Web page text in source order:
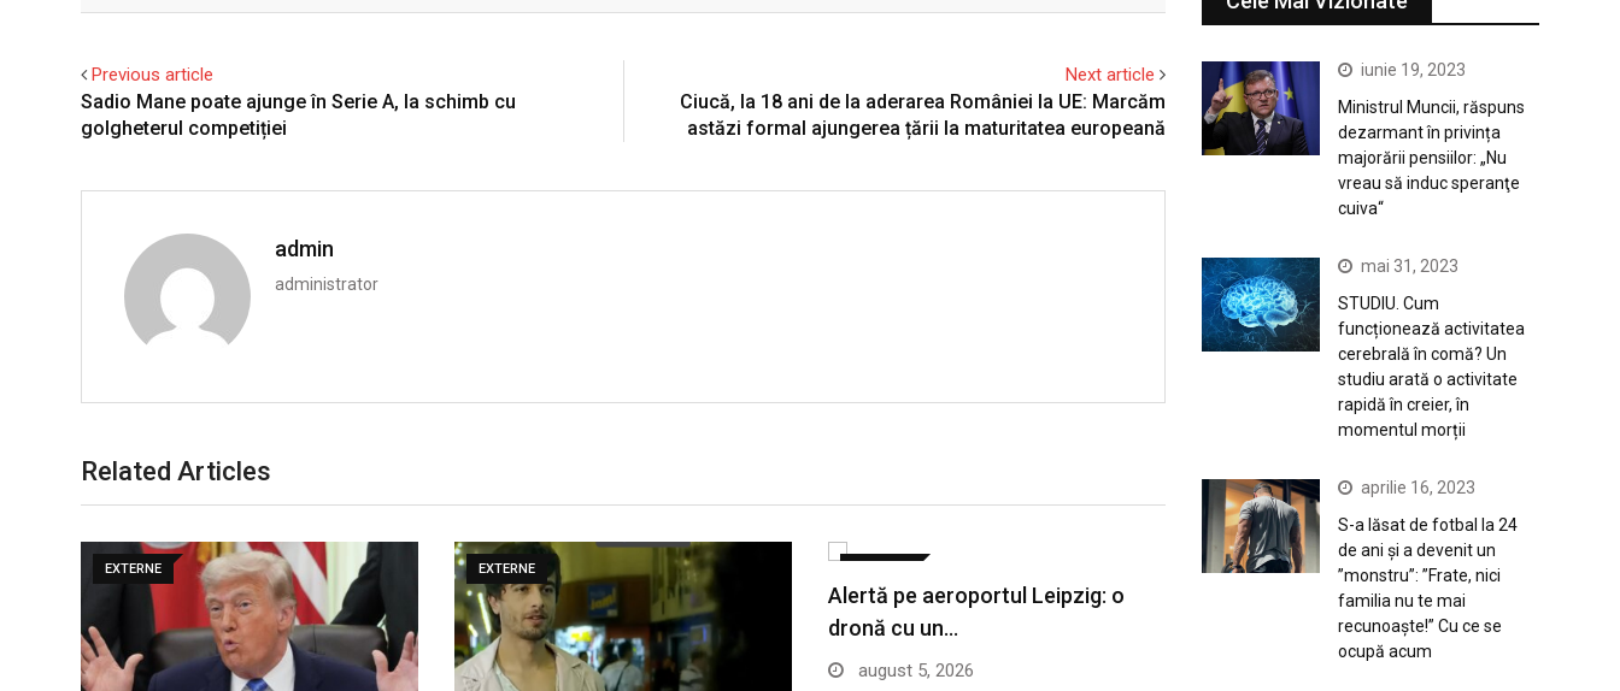
Previous article
Sadio Mane poate ajunge în Serie A, la schimb cu
golgheterul competiției
Next article
Ciucă, la 18 ani de la aderarea României la UE: Marcăm
astăzi formal ajungerea țării la maturitatea europeană
admin
administrator
Related Articles
EXTERNE EXTERNE
Alertă pe aeroportul Leipzig: o
dronă cu un…
august 5, 2026
iunie 19, 2023
Ministrul Muncii, răspuns
dezarmant în privința
majorării pensiilor: „Nu
vreau să induc speranţe
cuiva“
mai 31, 2023
STUDIU. Cum
funcționează activitatea
cerebrală în comă? Un
studiu arată o activitate
rapidă în creier, în
momentul morții
aprilie 16, 2023
S-a lăsat de fotbal la 24
de ani și a devenit un
”monstru”: ”Frate, nici
familia nu te mai
recunoaște!” Cu ce se
ocupă acum